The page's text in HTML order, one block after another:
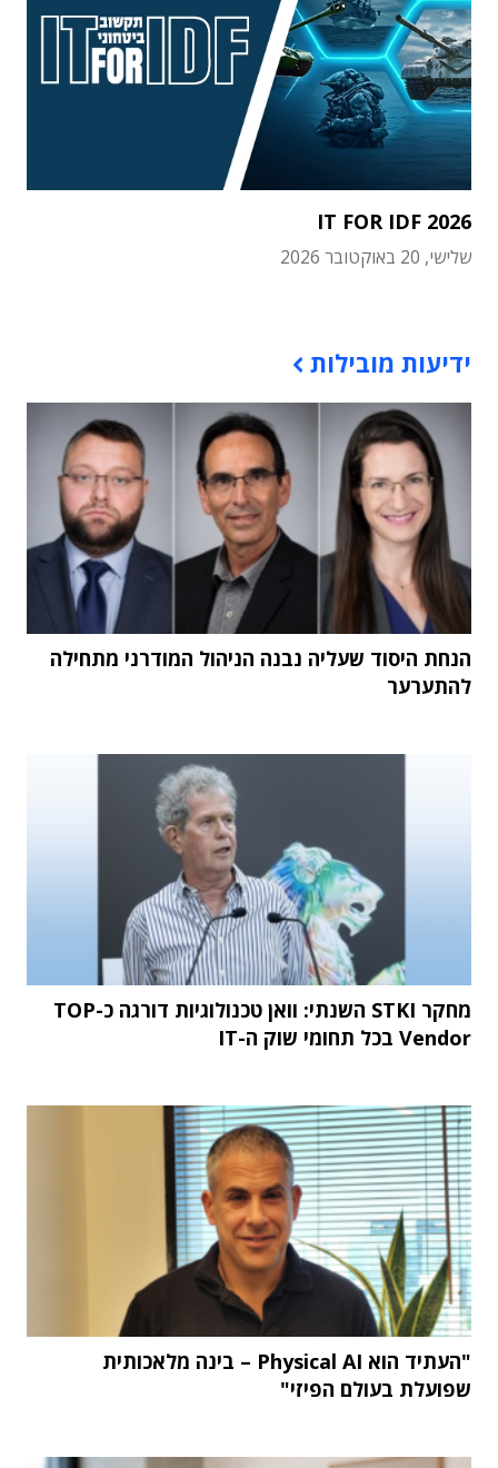
IT FOR IDF 2026
שלישי, 20 באוקטובר 2026
ידיעות מובילות
הנחת היסוד שעליה נבנה הניהול המודרני מתחילה
להתערער
מחקר STKI השנתי: וואן טכנולוגיות דורגה כ-TOP
Vendor בכל תחומי שוק ה-IT
"העתיד הוא Physical AI – בינה מלאכותית
שפועלת בעולם הפיזי"